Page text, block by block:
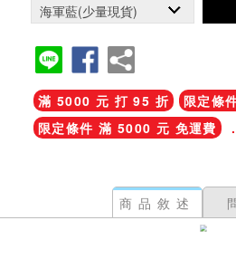
滿 5000 元 打 95 折
限定條
限定條件 滿 5000 元 免運費
商品敘述